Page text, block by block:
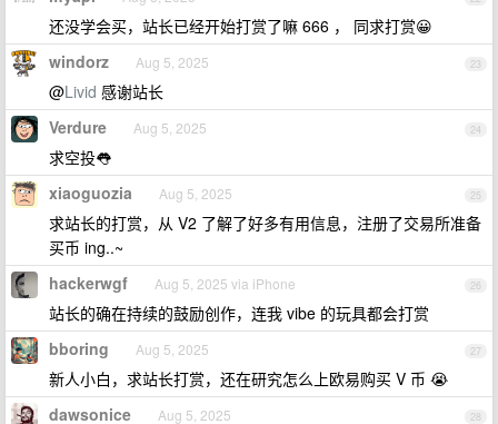
还没学会买，站长已经开始打赏了嘛 666 ， 同求打赏😀
23
windorz Aug 5, 2025
@Livid 感谢站长
24
Verdure Aug 5, 2025
求空投👅
25
xiaoguozia Aug 5, 2025
求站长的打赏，从 V2 了解了好多有用信息，注册了交易所准备
买币 ing..~
26
hackerwgf Aug 5, 2025 via iPhone
站长的确在持续的鼓励创作，连我 vibe 的玩具都会打赏
27
bboring Aug 5, 2025
新人小白，求站长打赏，还在研究怎么上欧易购买 V 币 😭
28
dawsonice Aug 5, 2025